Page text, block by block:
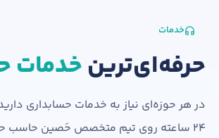
خدمات
حرفه‌ای‌ترینخدمات
در هر حوزه‌ای نیاز به خدمات حسابداری
۲۴ ساعته روی تیم متخصص حَصین حاسب حساب کنید.